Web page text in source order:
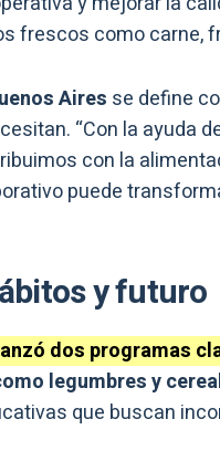
frescos como carne,
Aires se define
“Con la ayuda
con la
puede
y futuro
dos programas
legumbres y
que buscan